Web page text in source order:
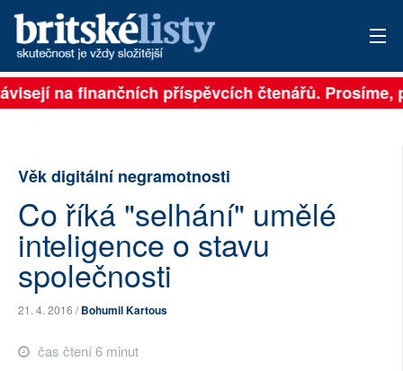
PŘIHLÁSIT
ARCHIV
ROZHOVORY
TÉMATA
AUTOŘI
na finančních příspěvcích čtenářů. Prosíme,
Věk digitální negramotnosti
Co říká "selhání" umělé
inteligence o stavu
společnosti
21. 4. 2016 /Bohumil Kartous
čas čtení 6 minut